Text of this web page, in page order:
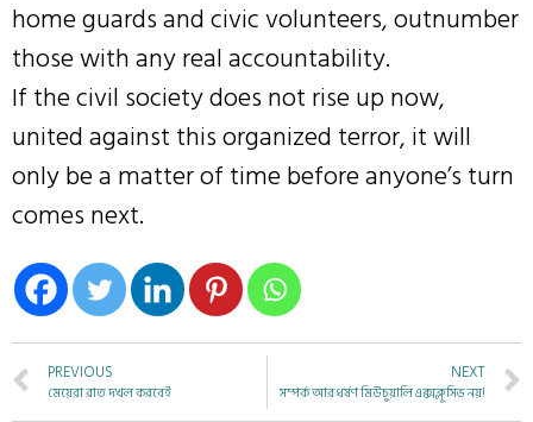
home guards and civic volunteers, outnumber
those with any real accountability.
If the civil society does not rise up now,
united against this organized terror, it will
only be a matter of time before anyone’s turn
comes next.
PREVIOUS
মেয়েরা রাত দখল করবেই
NEXT
সম্পর্ক আর ধর্ষণ মিউচুয়ালি এক্সক্লুসিভ নয়!